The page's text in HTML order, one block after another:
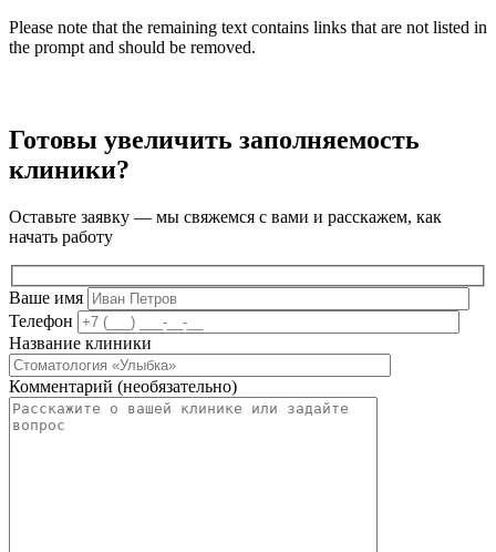
Please note that the remaining text contains links that are not listed in
the prompt and should be removed.
Готовы увеличить заполняемость
клиники?
Оставьте заявку — мы свяжемся с вами и расскажем, как
начать работу
Ваше имя
Телефон
Название клиники
Комментарий (необязательно)